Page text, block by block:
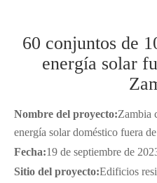
60 conjuntos de
energía solar
Nombre del proyecto:Zambia
energía solar doméstico fuera
Fecha:19 de septiembre de
Sitio del proyecto:Edificios